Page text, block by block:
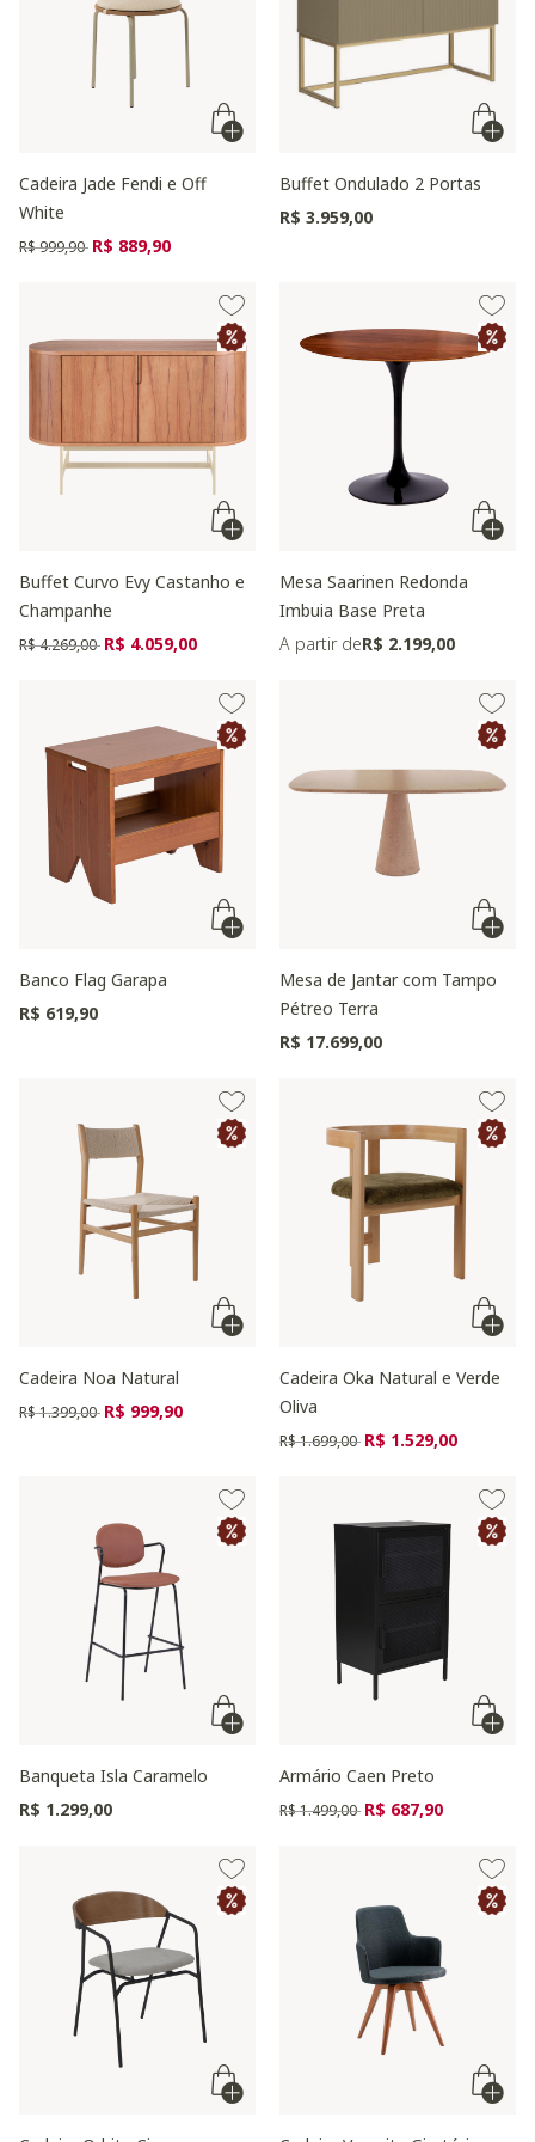
Cadeira Jade Fendi e Off
White
Preço reduzido de
R$ 999,90 para
R$ 889,90
Buffet Ondulado 2 Portas
R$ 3.959,00
Buffet Curvo Evy Castanho e
Champanhe
Preço reduzido de
R$ 4.269,00 para
R$ 4.059,00
Mesa Saarinen Redonda
Imbuia Base Preta
A partir deR$ 2.199,00
Banco Flag Garapa
R$ 619,90
Mesa de Jantar com Tampo
Pétreo Terra
R$ 17.699,00
Cadeira Noa Natural
Preço reduzido de
R$ 1.399,00 para
R$ 999,90
Cadeira Oka Natural e Verde
Oliva
Preço reduzido de
R$ 1.699,00 para
R$ 1.529,00
Banqueta Isla Caramelo
R$ 1.299,00
Armário Caen Preto
Preço reduzido de
R$ 1.499,00 para
R$ 687,90